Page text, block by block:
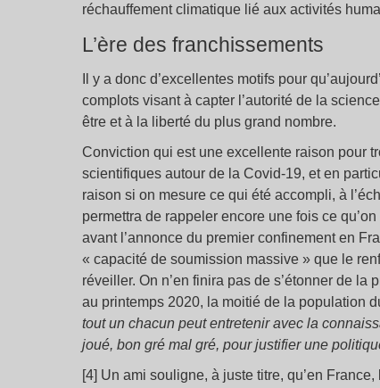
réchauffement climatique lié aux activités
L’ère des franchissements
Il y a donc d’excellentes motifs pour
complots visant à capter l’autorité de la
être et à la liberté du plus grand nombre.
Conviction qui est une excellente raison pour
scientifiques autour de la Covid-19, et en
raison si on mesure ce qui été accompli, à
permettra de rappeler encore une fois ce
avant l’annonce du premier confinement en
« capacité de soumission massive » que le
réveiller. On n’en finira pas de s’étonner de
au printemps 2020, la moitié de la population
tout un chacun peut entretenir avec la
joué, bon gré mal gré, pour justifier une
[4] Un ami souligne, à juste titre, qu’en